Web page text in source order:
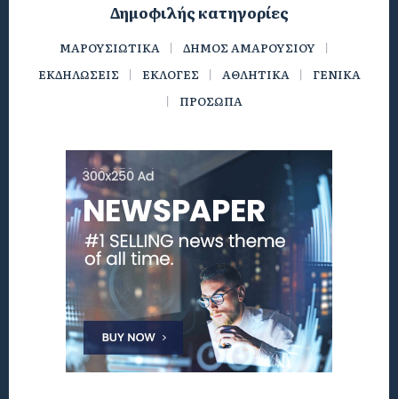
Δημοφιλής κατηγορίες
ΜΑΡΟΥΣΙΩΤΙΚΑ
ΔΗΜΟΣ ΑΜΑΡΟΥΣΙΟΥ
ΕΚΔΗΛΩΣΕΙΣ
ΕΚΛΟΓΕΣ ΑΘΛΗΤΙΚΑ
ΓΕΝΙΚΑ
ΠΡΟΣΩΠΑ